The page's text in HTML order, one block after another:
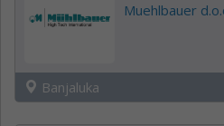
Muehlbauer
Banjaluka